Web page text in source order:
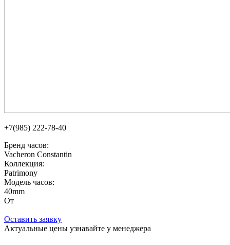
+7(985) 222-78-40
Бренд часов:
Vacheron Constantin
Коллекция:
Patrimony
Модель часов:
40mm
От
Оставить заявку
Актуальные цены узнавайте у менеджера